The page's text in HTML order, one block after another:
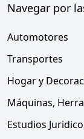
Navegar por
Automotores
Transportes
Hogar y
Máquinas,
Estudios